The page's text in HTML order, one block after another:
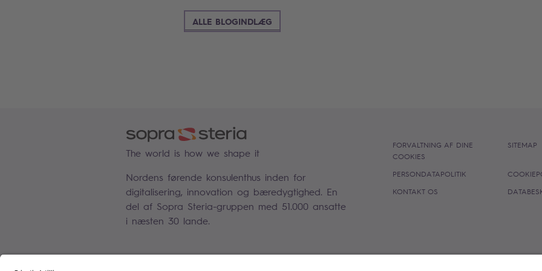
ALLE BLOGINDLÆG
The world is how we shape it
Nordens førende konsulenthus inden for
digitalisering, innovation og bæredygtighed. En
del af Sopra Steria-gruppen med 51.000 ansatte
i næsten 30 lande.
FORVALTNING AF DINE
COOKIES
SITEMAP
PERSONDATAPOLITIK
KONTAKT OS